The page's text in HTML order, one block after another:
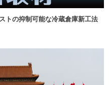
トの抑制可能な冷蔵倉庫新工法